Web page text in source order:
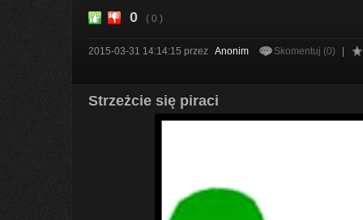
0 ( 0 )
2015-03-31 14:14:15 przez Anonim Skomentuj (0)
Strzeżcie się piraci